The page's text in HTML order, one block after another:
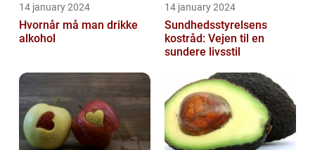
14 january 2024
Hvornår må man drikke
alkohol
14 january 2024
Sundhedsstyrelsens
kostråd: Vejen til en
sundere livsstil